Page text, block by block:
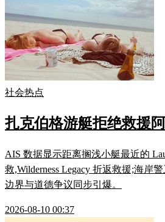
社会热点
扎克伯格游艇拒绝救援
AIS 数据显示距离搁浅小艇最近的
救,Wilderness Legacy 折返救援;海岸
边界与道德争议同步引爆。
2026-08-10 00:37